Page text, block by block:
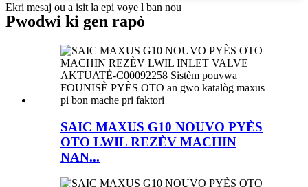
Ekri mesaj ou a isit la epi voye l ban nou
Pwodwi ki gen rapò
SAIC MAXUS G10 NOUVO PYÈS
OTO LWIL REZÈV MACHIN
NAN...